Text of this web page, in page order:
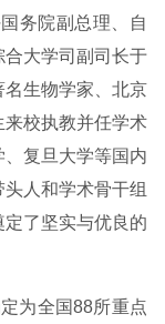
务院副总理、自
大学司副司长于
生物学家、北京
校执教并任学术
复旦大学等国内
人和学术骨干组
了坚实与优良的
为全国88所重点